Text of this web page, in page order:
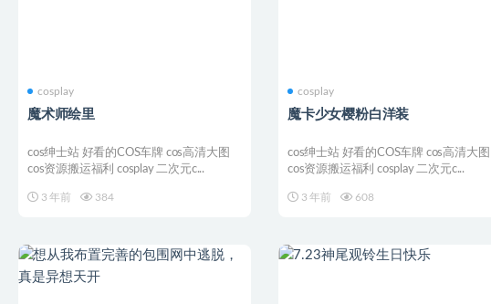
cosplay
魔术师绘里
cos绅士站 好看的COS车牌 cos高清大图
cos资源搬运福利 cosplay 二次元c...
3 年前 384
cosplay
魔卡少女樱粉白洋装
cos绅士站 好看的COS车牌 cos高清大图
cos资源搬运福利 cosplay 二次元c...
3 年前 608